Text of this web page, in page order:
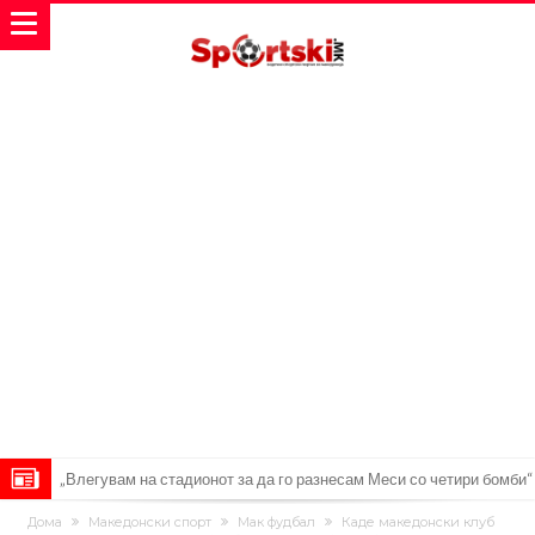
„Влегувам на стадионот за да го разнесам Меси со четири бомби“
Реал потроши повеќе од 200 милиони евра, но не го затвора
Дома Македонски спорт Мак фудбал
Каде македонски клуб